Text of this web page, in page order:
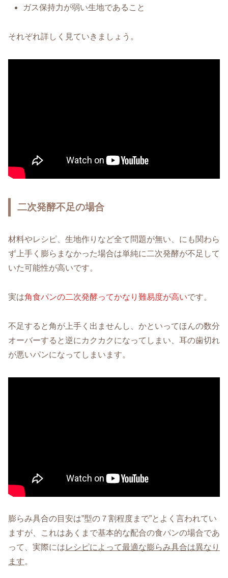
ガス保持力が弱い生地であること
それぞれ詳しく見ていきましょう。
二次発酵不足の場合
材料やレシピ、生地作りなど全て問題が無い、にも関わら
ず上手く膨らまなかった場合は単純に二次発酵が不足して
いた可能性が高いです。
実は角食パンの二次発酵ってかなり難易度が高いです。
不足すると角が上手く出ませんし、かといってほんの数分
オーバーすると逆にカクカクになってしまい、耳の歯切れ
が悪いパンになってしまいます。
膨らみ具合の目安は”型の７割程度まで”とよく言われてい
ますが、これはあくまで基本的な配合の食パンの場合であ
って、実際にはレシピによって最適な膨らみ具合は異なり
ます。